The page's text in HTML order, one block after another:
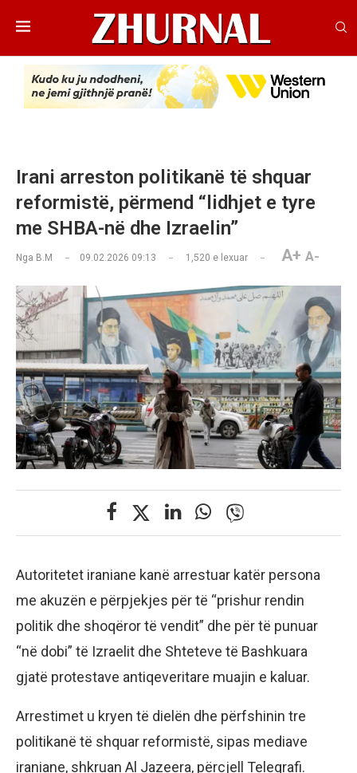
Irani arreston politikanë të shquar
reformistë, përmend “lidhjet e tyre
me SHBA-në dhe Izraelin”
Nga B.M 09.02.2026 09:13 1,520 e lexuar A+ A-
Autoritetet iraniane kanë arrestuar katër persona
me akuzën e përpjekjes për të “prishur rendin
politik dhe shoqëror të vendit” dhe për të punuar
“në dobi” të Izraelit dhe Shteteve të Bashkuara
gjatë protestave antiqeveritare muajin e kaluar.
Arrestimet u kryen të dielën dhe përfshinin tre
politikanë të shquar reformistë, sipas mediave
iraniane, shkruan Al Jazeera, përcjell Telegrafi.